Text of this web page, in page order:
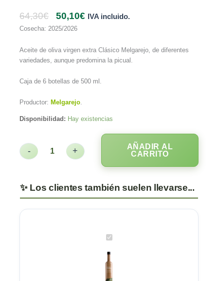
64,30€ 50,10€ IVA incluido.
Cosecha: 2025/2026
Aceite de oliva virgen extra Clásico Melgarejo, de diferentes
variedades, aunque predomina la picual.
Caja de 6 botellas de 500 ml.
Productor: Melgarejo.
Disponibilidad: Hay existencias
- +
AÑADIR AL
CARRITO
AOVE
Melgarejo.
Caja
de